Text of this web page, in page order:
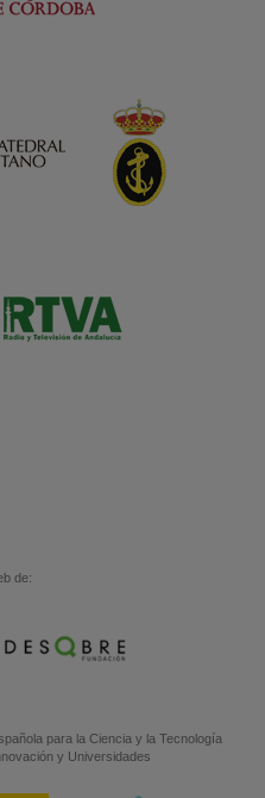
de:
para la Ciencia y la Tecnología
y Universidades